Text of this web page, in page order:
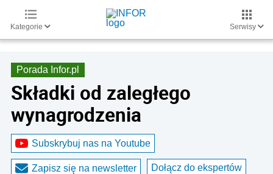
Kategorie Serwisy
Porada Infor.pl
Składki od zaległego
wynagrodzenia
Subskrybuj nas na Youtube
Zapisz się na newsletter Dołącz do ekspertów